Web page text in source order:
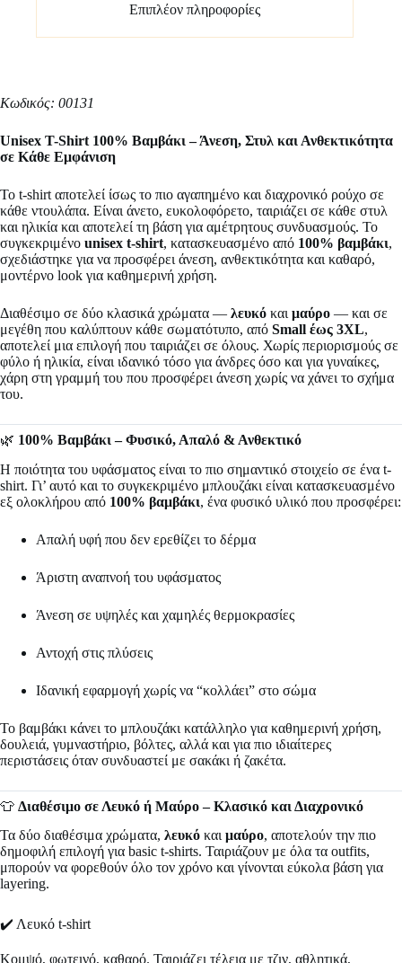
Επιπλέον πληροφορίες
Κωδικός: 00131
Unisex T-Shirt 100% Βαμβάκι – Άνεση, Στυλ και Ανθεκτικότητα
σε Κάθε Εμφάνιση
Το t-shirt αποτελεί ίσως το πιο αγαπημένο και διαχρονικό ρούχο σε
κάθε ντουλάπα. Είναι άνετο, ευκολοφόρετο, ταιριάζει σε κάθε στυλ
και ηλικία και αποτελεί τη βάση για αμέτρητους συνδυασμούς. Το
συγκεκριμένο unisex t-shirt, κατασκευασμένο από 100% βαμβάκι,
σχεδιάστηκε για να προσφέρει άνεση, ανθεκτικότητα και καθαρό,
μοντέρνο look για καθημερινή χρήση.
Διαθέσιμο σε δύο κλασικά χρώματα — λευκό και μαύρο — και σε
μεγέθη που καλύπτουν κάθε σωματότυπο, από Small έως 3XL,
αποτελεί μια επιλογή που ταιριάζει σε όλους. Χωρίς περιορισμούς σε
φύλο ή ηλικία, είναι ιδανικό τόσο για άνδρες όσο και για γυναίκες,
χάρη στη γραμμή του που προσφέρει άνεση χωρίς να χάνει το σχήμα
του.
🌿 100% Βαμβάκι – Φυσικό, Απαλό & Ανθεκτικό
Η ποιότητα του υφάσματος είναι το πιο σημαντικό στοιχείο σε ένα t-
shirt. Γι’ αυτό και το συγκεκριμένο μπλουζάκι είναι κατασκευασμένο
εξ ολοκλήρου από 100% βαμβάκι, ένα φυσικό υλικό που προσφέρει:
Απαλή υφή που δεν ερεθίζει το δέρμα
Άριστη αναπνοή του υφάσματος
Άνεση σε υψηλές και χαμηλές θερμοκρασίες
Αντοχή στις πλύσεις
Ιδανική εφαρμογή χωρίς να “κολλάει” στο σώμα
Το βαμβάκι κάνει το μπλουζάκι κατάλληλο για καθημερινή χρήση,
δουλειά, γυμναστήριο, βόλτες, αλλά και για πιο ιδιαίτερες
περιστάσεις όταν συνδυαστεί με σακάκι ή ζακέτα.
👕 Διαθέσιμο σε Λευκό ή Μαύρο – Κλασικό και Διαχρονικό
Τα δύο διαθέσιμα χρώματα, λευκό καιμαύρο, αποτελούν την πιο
δημοφιλή επιλογή για basic t-shirts. Ταιριάζουν με όλα τα outfits,
μπορούν να φορεθούν όλο τον χρόνο και γίνονται εύκολα βάση για
layering.
✔️ Λευκό t-shirt
Κομψό, φωτεινό, καθαρό. Ταιριάζει τέλεια με τζιν, αθλητικά,